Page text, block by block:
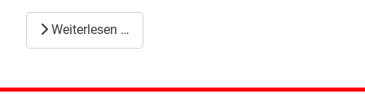
Weiterlesen …